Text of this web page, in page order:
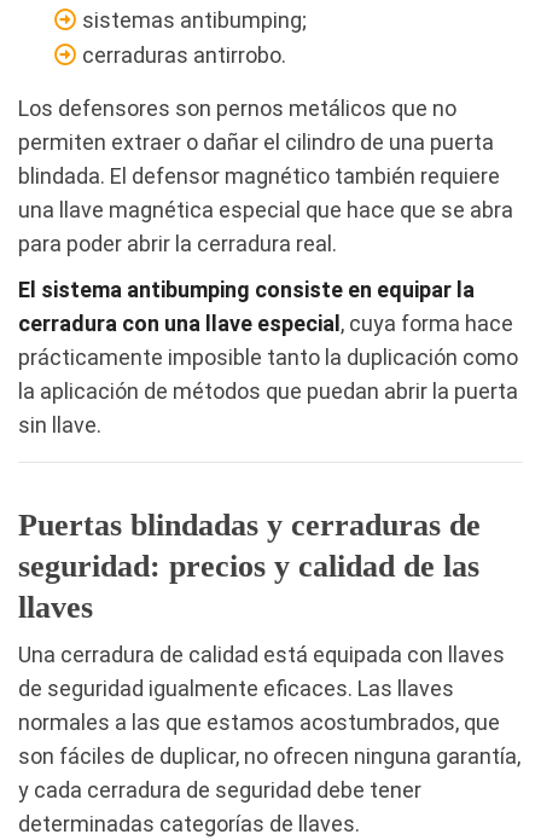
sistemas antibumping;
cerraduras antirrobo.
Los defensores son pernos metálicos que no
permiten extraer o dañar el cilindro de una puerta
blindada. El defensor magnético también requiere
una llave magnética especial que hace que se abra
para poder abrir la cerradura real.
El sistema antibumping consiste en equipar la
cerradura con una llave especial , cuya forma hace
prácticamente imposible tanto la duplicación como
la aplicación de métodos que puedan abrir la puerta
sin llave.
Puertas blindadas y cerraduras de
seguridad: precios y calidad de las
llaves
Una cerradura de calidad está equipada con llaves
de seguridad igualmente eficaces. Las llaves
normales a las que estamos acostumbrados, que
son fáciles de duplicar, no ofrecen ninguna garantía,
y cada cerradura de seguridad debe tener
determinadas categorías de llaves.